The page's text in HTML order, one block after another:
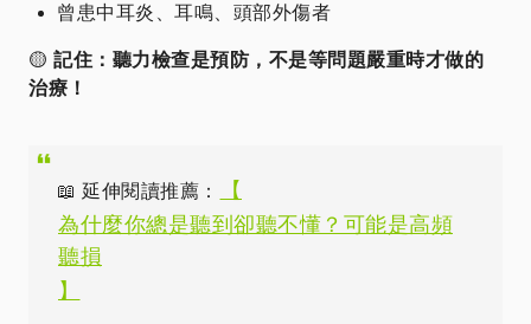
曾患中耳炎、耳鳴、頭部外傷者
🟡 記住：聽力檢查是預防，不是等問題嚴重時才做的
治療！
📖 延伸閱讀推薦：
【
為什麼你總是聽到卻聽不懂？可能是高頻
聽損
】